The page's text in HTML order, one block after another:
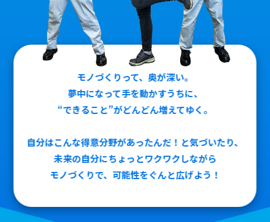
モノづくりって、奥が深い。
夢中になって手を動かすうちに、
“できること”がどんどん増えてゆく。
自分はこんな得意分野があったんだ！と気づいたり、
未来の自分にちょっとワクワクしながら
モノづくりで、可能性をぐんと広げよう！